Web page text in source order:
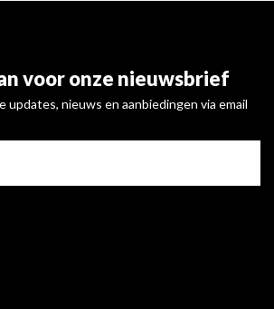
voor onze nieuwsbrief
updates, nieuws en aanbiedingen via email